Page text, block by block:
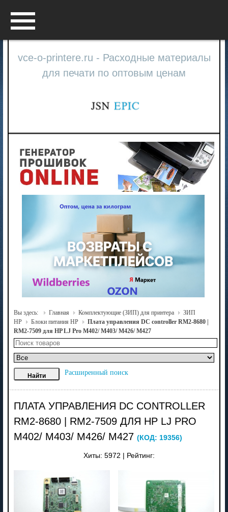
vce-o-printere.ru - Расходные материалы
для печати по оптовым ценам
Вы здесь: Главная Комплектующие (ЗИП) для принтера
ЗИП
HP
Блоки питания HP
Плата управления DC controller RM2-8680 |
RM2-7509 для HP LJ Pro M402/ M403/ M426/ M427
Расширенный поиск
ПЛАТА УПРАВЛЕНИЯ DC CONTROLLER
RM2-8680 | RM2-7509 ДЛЯ HP LJ PRO
M402/ M403/ M426/ M427 (КОД: 19356)
Хиты: 5972 Рейтинг: